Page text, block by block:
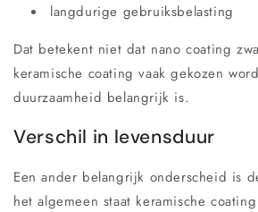
langdurige gebruiksbelasting
Dat betekent niet dat nano coating
keramische coating vaak gekozen
duurzaamheid belangrijk is.
Verschil in levensduur
Een ander belangrijk onderscheid is
het algemeen staat keramische